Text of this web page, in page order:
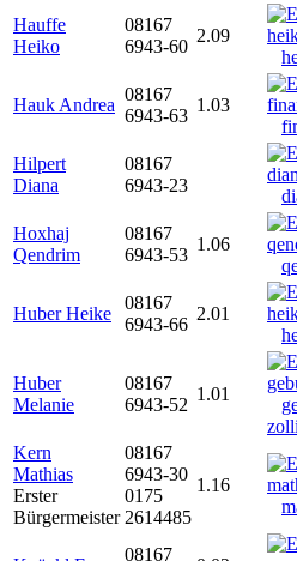
Hauffe
Heiko
08167
6943-60
2.09
Hauk Andrea
08167
6943-63
1.03
Hilpert
Diana
08167
6943-23
Hoxhaj
Qendrim
08167
6943-53
1.06
Huber Heike
08167
6943-66
2.01
Huber
Melanie
08167
6943-52
1.01
Kern
Mathias
Erster
Bürgermeister
08167
6943-30
0175
2614485
1.16
08167